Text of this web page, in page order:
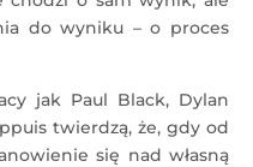
do wyniku – o proces
jak Paul Black, Dylan
twierdzą, że, gdy od
się nad własną